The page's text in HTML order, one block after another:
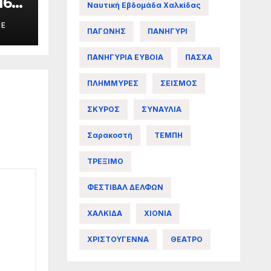
Ναυτική Εβδομάδα Χαλκίδας
ΠΑΓΩΝΗΣ ΠΑΝΗΓΥΡΙ
ΠΑΝΗΓΥΡΙΑ ΕΥΒΟΙΑ ΠΑΣΧΑ
ΠΛΗΜΜΥΡΕΣ ΣΕΙΣΜΟΣ
ΣΚΥΡΟΣ ΣΥΝΑΥΛΙΑ
Σαρακοστή ΤΕΜΠΗ
ΤΡΕΞΙΜΟ
ΦΕΣΤΙΒΑΛ ΔΕΛΦΩΝ
ΧΑΛΚΙΔΑ ΧΙΟΝΙΑ
ΧΡΙΣΤΟΥΓΕΝΝΑ ΘΕΑΤΡΟ